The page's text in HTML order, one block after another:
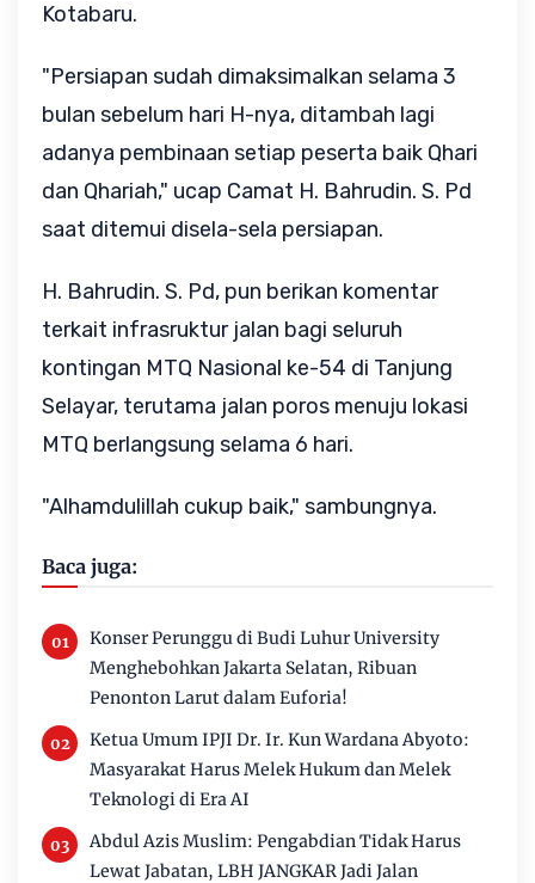
Kotabaru.
"Persiapan sudah dimaksimalkan selama 3
bulan sebelum hari H-nya, ditambah lagi
adanya pembinaan setiap peserta baik Qhari
dan Qhariah," ucap Camat H. Bahrudin. S. Pd
saat ditemui disela-sela persiapan.
H. Bahrudin. S. Pd, pun berikan komentar
terkait infrasruktur jalan bagi seluruh
kontingan MTQ Nasional ke-54 di Tanjung
Selayar, terutama jalan poros menuju lokasi
MTQ berlangsung selama 6 hari.
"Alhamdulillah cukup baik," sambungnya.
Baca juga:
Konser Perunggu di Budi Luhur University
Menghebohkan Jakarta Selatan, Ribuan
Penonton Larut dalam Euforia!
Ketua Umum IPJI Dr. Ir. Kun Wardana Abyoto:
Masyarakat Harus Melek Hukum dan Melek
Teknologi di Era AI
Abdul Azis Muslim: Pengabdian Tidak Harus
Lewat Jabatan, LBH JANGKAR Jadi Jalan